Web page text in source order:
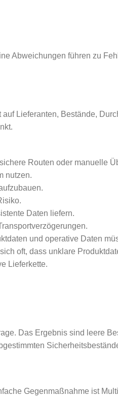
Abweichungen führen zu
Lieferanten, Bestände,
Routen oder manuelle
nutzen.
Daten liefern.
und operative Daten
oft, dass unklare
Lieferkette.
Das Ergebnis sind leere
Gegenmaßnahme ist